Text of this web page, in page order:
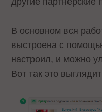
В основном вся
выстроена с
настроил, и можно
Вот так это